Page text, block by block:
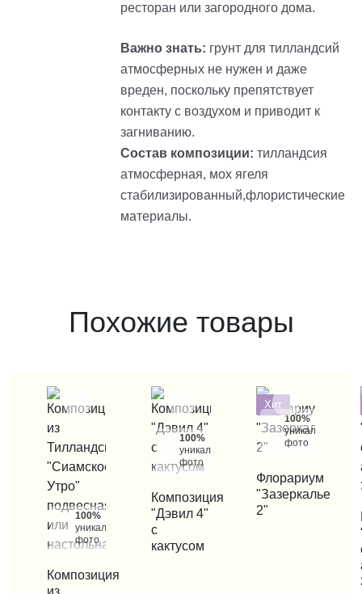
ресторан или загородного дома.
Важно знать: грунт для тилландсий
атмосферных не нужен и даже
вреден, поскольку препятствует
контакту с воздухом и приводит к
загниванию.
Состав композиции: тилландсия
атмосферная, мох ягеля
стабилизированный,флористические
материалы.
Похожие товары
100%
уникальные
фото
КУПИТЬ В 1 КЛИК
Композиция
100%
уникальные
фото
КУПИТЬ В 1 КЛИК
Композиция
"Дэвил 4"
с
кактусом
Хит
100%
уникальные
фото
КУПИТЬ В 1 КЛИК
Флорариум
"Зазеркалье
2"